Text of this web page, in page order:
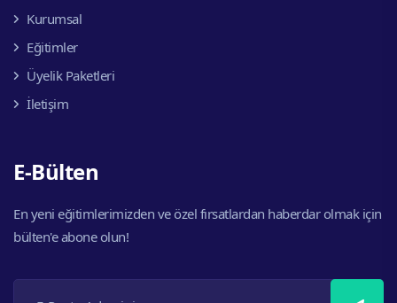
Kurumsal
Eğitimler
Üyelik Paketleri
İletişim
E-Bülten
En yeni eğitimlerimizden ve özel fırsatlardan haberdar olmak için
bülten'e abone olun!